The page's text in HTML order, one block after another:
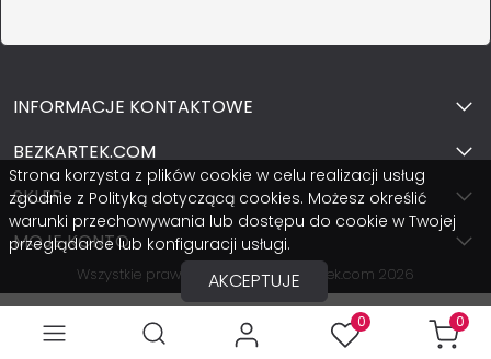
0 0
INFORMACJE KONTAKTOWE
BEZKARTEK.COM
SKLEP
MOJE KONTO
Wszystkie prawa zastrzeżone BezKartek.com 2026
Strona korzysta z plików cookie w celu realizacji usług
zgodnie z Polityką dotyczącą cookies. Możesz określić
warunki przechowywania lub dostępu do cookie w Twojej
przeglądarce lub konfiguracji usługi.
AKCEPTUJE